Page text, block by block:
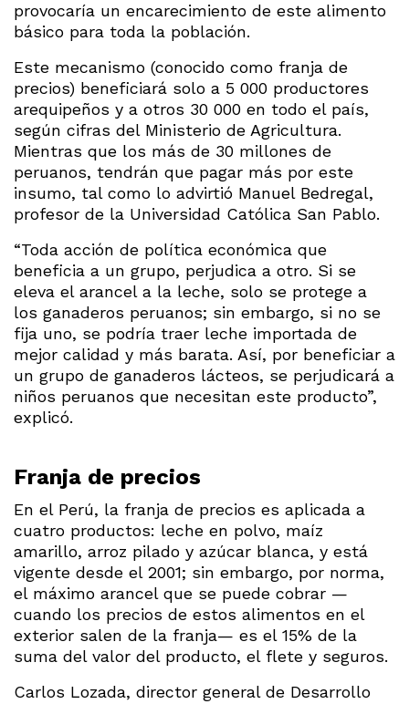
provocaría un encarecimiento de este alimento
básico para toda la población.
Este mecanismo (conocido como franja de
precios) beneficiará solo a 5 000 productores
arequipeños y a otros 30 000 en todo el país,
según cifras del Ministerio de Agricultura.
Mientras que los más de 30 millones de
peruanos, tendrán que pagar más por este
insumo, tal como lo advirtió Manuel Bedregal,
profesor de la Universidad Católica San Pablo.
“Toda acción de política económica que
beneficia a un grupo, perjudica a otro. Si se
eleva el arancel a la leche, solo se protege a
los ganaderos peruanos; sin embargo, si no se
fija uno, se podría traer leche importada de
mejor calidad y más barata. Así, por beneficiar a
un grupo de ganaderos lácteos, se perjudicará a
niños peruanos que necesitan este producto”,
explicó.
Franja de precios
En el Perú, la franja de precios es aplicada a
cuatro productos: leche en polvo, maíz
amarillo, arroz pilado y azúcar blanca, y está
vigente desde el 2001; sin embargo, por norma,
el máximo arancel que se puede cobrar —
cuando los precios de estos alimentos en el
exterior salen de la franja— es el 15% de la
suma del valor del producto, el flete y seguros.
Carlos Lozada, director general de Desarrollo